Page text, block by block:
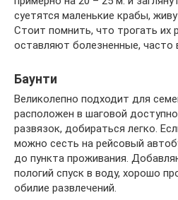
суетятся маленькие крабы,
Стоит помнить, что трогать их
оставляют болезненные,
Баунти
Великолепно подходит для
расположен в шаговой
развязок, добираться легко.
можно сесть на рейсовый
до пункта проживания.
пологий спуск в воду, хорошо
обилие развлечений.